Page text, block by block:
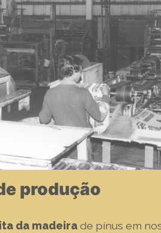
produção
da madeirade pínus em